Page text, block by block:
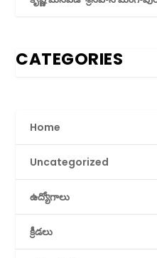
CATEGORIES
Home
Uncategorized
ఉద్యోగాలు
క్రీడలు